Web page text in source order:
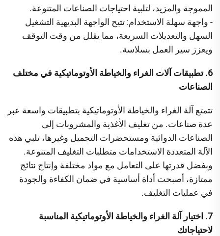
المموجة والمزيد، لتلبية احتياجات الصناعات المتنوعة.
- واجهة سهلة الاستخدام: تتيح الواجهة البديهية التشغيل
السهل والتعديلات السريعة، مما يقلل من وقت التوقف
ويعزز سير العمل بسلاسة.
6. تطبيقات آلات الغراء والخياطة الأوتوماتيكية في مختلف
الصناعات
تتمتع آلة الغراء والخياطة الأوتوماتيكية بتطبيقات واسعة عبر
عدة صناعات. من تغليف الأغذية والمشروبات إلى
الصناعات الدوائية ومستحضرات التجميل وغيرها، تلبي هذه
الآلة المتعددة الاستخدامات متطلبات التغليف المتنوعة.
وبفضل قدرتها على التعامل مع مواد مختلفة وإنتاج نتائج
ممتازة، أصبحت أداة أساسية في ضمان الكفاءة والجودة
في عمليات التغليف.
7. اختيار آلة الغراء والخياطة الأوتوماتيكية المناسبة
لاحتياجاتك